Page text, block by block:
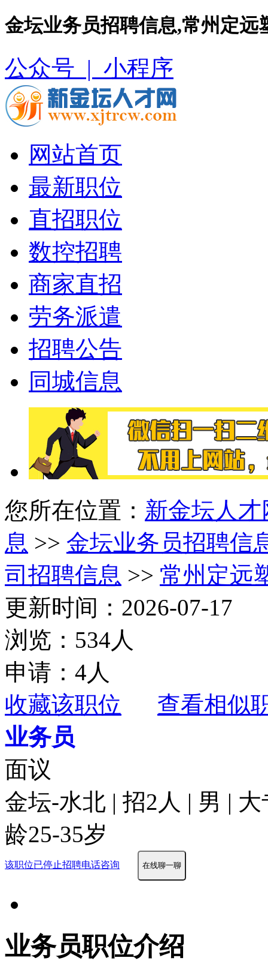
金坛业务员招聘信息,常州定
公众号 | 小程序
网站首页
最新职位
直招职位
数控招聘
商家直招
劳务派遣
招聘公告
同城信息
您所在位置： 新金坛人才
息 >> 金坛业务员招聘信
司招聘信息 >> 常州定远
更新时间：2026-07-17
浏览：534人
申请：4人
收藏该职位
查看相似
业务员
面议
金坛-水北 | 招2人 | 男 |
龄25-35岁
该职位已停止招聘电话咨询 在线聊一聊
业务员职位介绍